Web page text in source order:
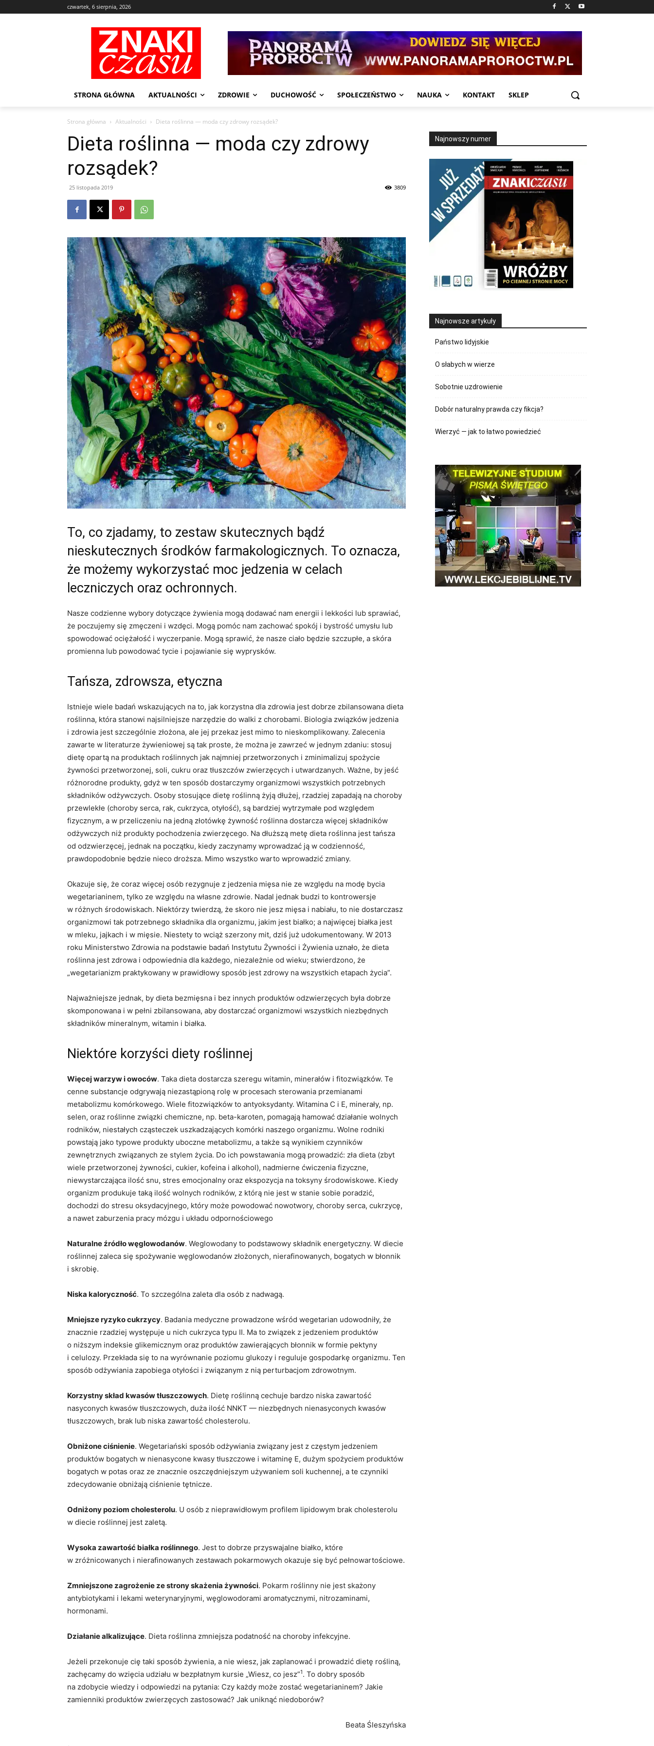
czwartek, 6 sierpnia, 2026
STRONA GŁÓWNA AKTUALNOŚCI ZDROWIE DUCHOWOŚĆ SPOŁECZEŃSTWO NAUKA KONTAKT SKLEP
Strona główna Aktualności Dieta roślinna — moda czy zdrowy rozsądek?
Dieta roślinna — moda czy zdrowy
rozsądek?
25 listopada 2019 3809
To, co zjadamy, to zestaw skutecznych bądź
nieskutecznych środków farmakologicznych. To oznacza,
że możemy wykorzystać moc jedzenia w celach
leczniczych oraz ochronnych.
Nasze codzienne wybory dotyczące żywienia mogą dodawać nam energii i lekkości lub sprawiać,
że poczujemy się zmęczeni i wzdęci. Mogą pomóc nam zachować spokój i bystrość umysłu lub
spowodować ociężałość i wyczerpanie. Mogą sprawić, że nasze ciało będzie szczupłe, a skóra
promienna lub powodować tycie i pojawianie się wyprysków.
Tańsza, zdrowsza, etyczna
Istnieje wiele badań wskazujących na to, jak korzystna dla zdrowia jest dobrze zbilansowana dieta
roślinna, która stanowi najsilniejsze narzędzie do walki z chorobami. Biologia związków jedzenia
i zdrowia jest szczególnie złożona, ale jej przekaz jest mimo to nieskomplikowany. Zalecenia
zawarte w literaturze żywieniowej są tak proste, że można je zawrzeć w jednym zdaniu: stosuj
dietę opartą na produktach roślinnych jak najmniej przetworzonych i zminimalizuj spożycie
żywności przetworzonej, soli, cukru oraz tłuszczów zwierzęcych i utwardzanych. Ważne, by jeść
różnorodne produkty, gdyż w ten sposób dostarczymy organizmowi wszystkich potrzebnych
składników odżywczych. Osoby stosujące dietę roślinną żyją dłużej, rzadziej zapadają na choroby
przewlekłe (choroby serca, rak, cukrzyca, otyłość), są bardziej wytrzymałe pod względem
fizycznym, a w przeliczeniu na jedną złotówkę żywność roślinna dostarcza więcej składników
odżywczych niż produkty pochodzenia zwierzęcego. Na dłuższą metę dieta roślinna jest tańsza
od odzwierzęcej, jednak na początku, kiedy zaczynamy wprowadzać ją w codzienność,
prawdopodobnie będzie nieco droższa. Mimo wszystko warto wprowadzić zmiany.
Okazuje się, że coraz więcej osób rezygnuje z jedzenia mięsa nie ze względu na modę bycia
wegetarianinem, tylko ze względu na własne zdrowie. Nadal jednak budzi to kontrowersje
w różnych środowiskach. Niektórzy twierdzą, że skoro nie jesz mięsa i nabiału, to nie dostarczasz
organizmowi tak potrzebnego składnika dla organizmu, jakim jest białko; a najwięcej białka jest
w mleku, jajkach i w mięsie. Niestety to wciąż szerzony mit, dziś już udokumentowany. W 2013
roku Ministerstwo Zdrowia na podstawie badań Instytutu Żywności i Żywienia uznało, że dieta
roślinna jest zdrowa i odpowiednia dla każdego, niezależnie od wieku; stwierdzono, że
„wegetarianizm praktykowany w prawidłowy sposób jest zdrowy na wszystkich etapach życia”.
Najważniejsze jednak, by dieta bezmięsna i bez innych produktów odzwierzęcych była dobrze
skomponowana i w pełni zbilansowana, aby dostarczać organizmowi wszystkich niezbędnych
składników mineralnym, witamin i białka.
Niektóre korzyści diety roślinnej
Więcej warzyw i owoców. Taka dieta dostarcza szeregu witamin, minerałów i fitozwiązków. Te
cenne substancje odgrywają niezastąpioną rolę w procesach sterowania przemianami
metabolizmu komórkowego. Wiele fitozwiązków to antyoksydanty. Witamina C i E, minerały, np.
selen, oraz roślinne związki chemiczne, np. beta-karoten, pomagają hamować działanie wolnych
rodników, niestałych cząsteczek uszkadzających komórki naszego organizmu. Wolne rodniki
powstają jako typowe produkty uboczne metabolizmu, a także są wynikiem czynników
zewnętrznych związanych ze stylem życia. Do ich powstawania mogą prowadzić: zła dieta (zbyt
wiele przetworzonej żywności, cukier, kofeina i alkohol), nadmierne ćwiczenia fizyczne,
niewystarczająca ilość snu, stres emocjonalny oraz ekspozycja na toksyny środowiskowe. Kiedy
organizm produkuje taką ilość wolnych rodników, z którą nie jest w stanie sobie poradzić,
dochodzi do stresu oksydacyjnego, który może powodować nowotwory, choroby serca, cukrzycę,
a nawet zaburzenia pracy mózgu i układu odpornościowego
Naturalne źródło węglowodanów. Weglowodany to podstawowy składnik energetyczny. W diecie
roślinnej zaleca się spożywanie węglowodanów złożonych, nierafinowanych, bogatych w błonnik
i skrobię.
Niska kaloryczność. To szczególna zaleta dla osób z nadwagą.
Mniejsze ryzyko cukrzycy. Badania medyczne prowadzone wśród wegetarian udowodniły, że
znacznie rzadziej występuje u nich cukrzyca typu II. Ma to związek z jedzeniem produktów
o niższym indeksie glikemicznym oraz produktów zawierających błonnik w formie pektyny
i celulozy. Przekłada się to na wyrównanie poziomu glukozy i reguluje gospodarkę organizmu. Ten
sposób odżywiania zapobiega otyłości i związanym z nią perturbacjom zdrowotnym.
Korzystny skład kwasów tłuszczowych. Dietę roślinną cechuje bardzo niska zawartość
nasyconych kwasów tłuszczowych, duża ilość NNKT — niezbędnych nienasyconych kwasów
tłuszczowych, brak lub niska zawartość cholesterolu.
Obniżone ciśnienie. Wegetariański sposób odżywiania związany jest z częstym jedzeniem
produktów bogatych w nienasycone kwasy tłuszczowe i witaminę E, dużym spożyciem produktów
bogatych w potas oraz ze znacznie oszczędniejszym używaniem soli kuchennej, a te czynniki
zdecydowanie obniżają ciśnienie tętnicze.
Odniżony poziom cholesterolu. U osób z nieprawidłowym profilem lipidowym brak cholesterolu
w diecie roślinnej jest zaletą.
Wysoka zawartość białka roślinnego. Jest to dobrze przyswajalne białko, które
w zróżnicowanych i nierafinowanych zestawach pokarmowych okazuje się być pełnowartościowe.
Zmniejszone zagrożenie ze strony skażenia żywności. Pokarm roślinny nie jest skażony
antybiotykami i lekami weterynaryjnymi, węglowodorami aromatycznymi, nitrozaminami,
hormonami.
Działanie alkalizujące. Dieta roślinna zmniejsza podatność na choroby infekcyjne.
Jeżeli przekonuje cię taki sposób żywienia, a nie wiesz, jak zaplanować i prowadzić dietę rośliną,
zachęcamy do wzięcia udziału w bezpłatnym kursie „Wiesz, co jesz”1. To dobry sposób
na zdobycie wiedzy i odpowiedzi na pytania: Czy każdy może zostać wegetarianinem? Jakie
zamienniki produktów zwierzęcych zastosować? Jak uniknąć niedoborów?
Beata Śleszyńska
Najnowszy numer
Najnowsze artykuły
Państwo lidyjskie
O słabych w wierze
Sobotnie uzdrowienie
Dobór naturalny prawda czy fikcja?
Wierzyć — jak to łatwo powiedzieć